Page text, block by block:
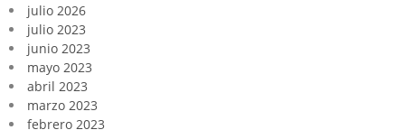
julio 2026
julio 2023
junio 2023
mayo 2023
abril 2023
marzo 2023
febrero 2023